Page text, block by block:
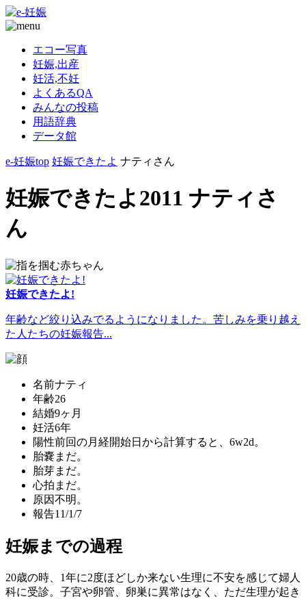
エコー写真
妊娠,出産
妊活,不妊
よくあるQA
みんなの投稿
用語辞典
データ館
e-妊娠top 妊娠できたよ ナティさん
妊娠できたよ2011 ナティさ
ん
妊娠できたよ!
年齢など絞り込みでるようになりました。苦しみを乗り越え
た人たちの妊娠報告...
名前ナティ
年齢26
結婚9ヶ月
妊活6年
陽性前回の月経開始日から計算すると、6w2d。
胎嚢まだ。
胎芽まだ。
心拍 まだ。
原因不明。
報告11/1/7
妊娠までの過程
20歳の時、1年に2度ほどしか来ない生理に不安を感じて婦人
科に受診。子宮や卵管、卵巣に異常はなく、ただ生理が起き